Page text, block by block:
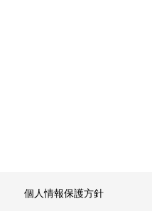
個人情報保護方針